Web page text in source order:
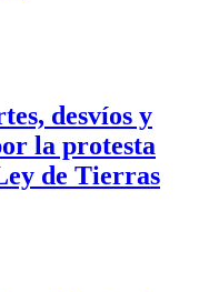
desvíos y
la protesta
de Tierras